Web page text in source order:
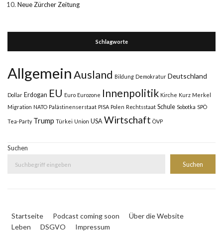
Neue Zürcher Zeitung
Schlagworte
AllgemeinAusland Bildung Demokratur Deutschland
Dollar Erdogan EU Euro Eurozone Innenpolitik Kirche Kurz Merkel
Migration NATO Palästinenserstaat PISA Polen Rechtsstaat Schule Sobotka SPÖ
Tea-Party Trump Türkei Union USA Wirtschaft ÖVP
Suchen
Suchen
Startseite Podcast coming soon
Über die Website
Leben
DSGVO Impressum